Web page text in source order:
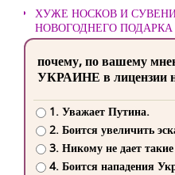
ХУЖЕ НОСКОВ И
НОВОГОДНЕГО ПОДАРКА
почему, по вашему
УКРАИНЕ в лицензии
1. Уважает Путина.
2. Боится увеличить
3. Никому не дает
4. Боится нападения